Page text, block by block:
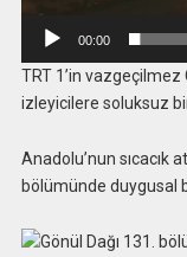
00:00
TRT 1’in vazgeçilmez
izleyicilere soluksuz
Anadolu’nun
bölümünde duygusal